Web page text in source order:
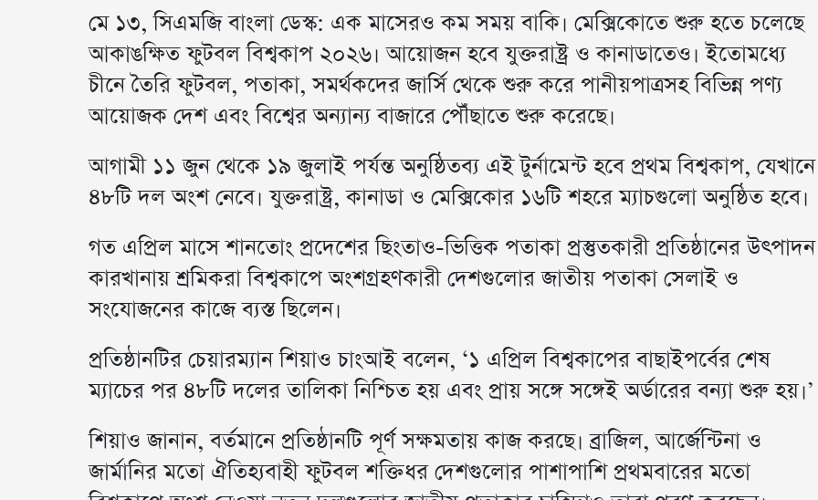
মে ১৩, সিএমজি বাংলা ডেস্ক: এক মাসেরও কম সময় বাকি। মেক্সিকোতে শুরু হতে চলেছে
আকাঙক্ষিত ফুটবল বিশ্বকাপ ২০২৬। আয়োজন হবে যুক্তরাষ্ট্র ও কানাডাতেও। ইতোমধ্যে
চীনে তৈরি ফুটবল, পতাকা, সমর্থকদের জার্সি থেকে শুরু করে পানীয়পাত্রসহ বিভিন্ন পণ্য
আয়োজক দেশ এবং বিশ্বের অন্যান্য বাজারে পৌঁছাতে শুরু করেছে।
আগামী ১১ জুন থেকে ১৯ জুলাই পর্যন্ত অনুষ্ঠিতব্য এই টুর্নামেন্ট হবে প্রথম বিশ্বকাপ, যেখানে
৪৮টি দল অংশ নেবে। যুক্তরাষ্ট্র, কানাডা ও মেক্সিকোর ১৬টি শহরে ম্যাচগুলো অনুষ্ঠিত হবে।
গত এপ্রিল মাসে শানতোং প্রদেশের ছিংতাও-ভিত্তিক পতাকা প্রস্তুতকারী প্রতিষ্ঠানের উৎপাদন
কারখানায় শ্রমিকরা বিশ্বকাপে অংশগ্রহণকারী দেশগুলোর জাতীয় পতাকা সেলাই ও
সংযোজনের কাজে ব্যস্ত ছিলেন।
প্রতিষ্ঠানটির চেয়ারম্যান শিয়াও চাংআই বলেন, ‘১ এপ্রিল বিশ্বকাপের বাছাইপর্বের শেষ
ম্যাচের পর ৪৮টি দলের তালিকা নিশ্চিত হয় এবং প্রায় সঙ্গে সঙ্গেই অর্ডারের বন্যা শুরু হয়।’
শিয়াও জানান, বর্তমানে প্রতিষ্ঠানটি পূর্ণ সক্ষমতায় কাজ করছে। ব্রাজিল, আর্জেন্টিনা ও
জার্মানির মতো ঐতিহ্যবাহী ফুটবল শক্তিধর দেশগুলোর পাশাপাশি প্রথমবারের মতো